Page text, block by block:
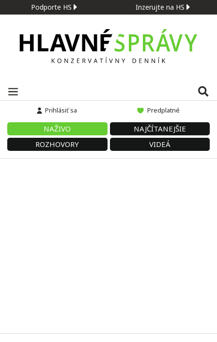
Podporte HS Inzerujte na HS
Prihlásiť sa Predplatné
NAŽIVO
NAJČÍTANEJŠIE
ROZHOVORY
VIDEÁ